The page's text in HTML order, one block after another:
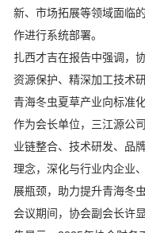
新、市场拓展等领域面临
作进行系统部署。
扎西才吉在报告中强调，
资源保护、精深加工技术
青海冬虫夏草产业向标准
作为会长单位，三江源公
业链整合、技术研发、品
理念，深化与行业内企业
展瓶颈，助力提升青海冬
会议期间，协会副会长许